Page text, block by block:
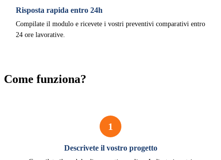
Risposta rapida entro 24h
Compilate il modulo e ricevete i vostri preventivi comparativi entro
24 ore lavorative.
Come funziona?
1
Descrivete il vostro progetto